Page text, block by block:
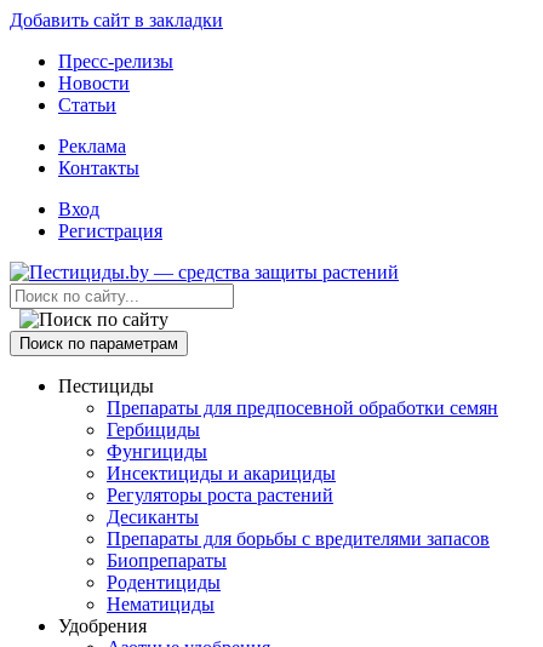
Добавить сайт в закладки
Пресс-релизы
Новости
Статьи
Реклама
Контакты
Вход
Регистрация
Поиск по параметрам
Пестициды
Препараты для предпосевной обработки семян
Гербициды
Фунгициды
Инсектициды и акарициды
Регуляторы роста растений
Десиканты
Препараты для борьбы с вредителями запасов
Биопрепараты
Родентициды
Нематициды
Удобрения